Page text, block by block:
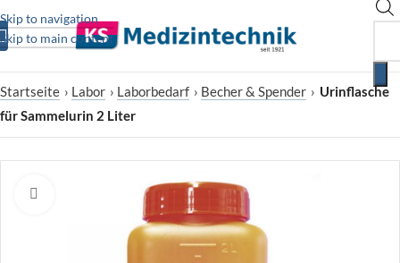
Skip to navigation
Skip to main content
Startseite › Labor › Laborbedarf › Becher & Spender › Urinflasche
für Sammelurin 2 Liter
Zum Vergrößern klicken